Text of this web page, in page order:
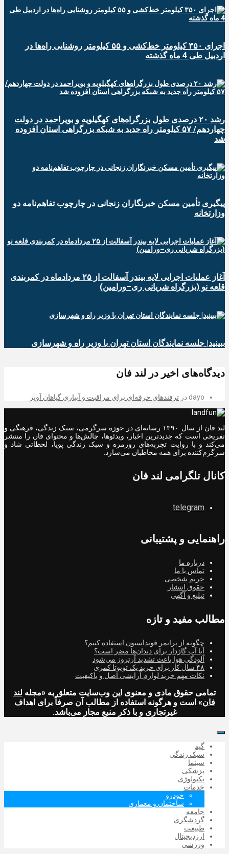
اجرای ۳۵۰ کیلومتر خط‌کشی و ۵۵ کیلومتر روشنایی راه‌ها در
اردبیل طی 4 ماه گذشته
رشد ۲۰ درصدی طول بزرگراه‌های کهگیلویه و بویراحمد در دولت
چهاردهم/ ۵۷ کیلومتر راه جدید به شبکه بزرگراهی استان افزوده
شد
پیگیری تأمین مسکن خبرنگاران زنجانی در چارچوب تفاهم‌نامه دو
وزارتخانه
آغاز عملیات اجرایی لایه بیندر آسفالت از ۲۵ مردادماه در کمربندی
قلعه نو (بزرگراه شریانی ری–ورامین)
ببینید| جلسه نمایندگان استان تهران با وزیر راه و شهرسازی
دیدگاه‌های اخیر در لند فان
dayo در ترفندهای حرفه‌ای برای مراقبت و آبیاری گیاهان آویز
لند فان از سال ۱۳۹۰ رسانه‌ای در حوزه سرگرمی، سبک زندگی، فرهنگی و
تفریحی است که جدیدترین اخبار، ویدئوها، چالش‌ها و محتوای فان را منتشر
می‌کند و با روایت تجربه‌های روزمره و سبک زندگی پویا، لحظاتی شاد و
سرگرم‌کننده برای همه مخاطبان می‌سازد.
کانال تلگرامی لند فان
telegram
راهنمایی و پشتیبانی
درباره ما
تماس با ما
حریم شخصی
حقوق انتشار
تبلیغ و آگهی
مطالب مفید و تازه
چگونه از پرایمر فونداسیون استفاده کنیم؟
آیا آب گازدار برای دندان‌ها مضر است؟
آلودگی هوا باعث تشدید آرتروز می‌شود
۴۸ سال کار برای خرید یک تویوتا کمری
نکات مهم خرید لوازم آرایشی اصل و باکیفیت
تمامی حقوق مادی و معنوی این وب‌سایت متعلق به «مجله لند
فان» است و هرگونه استفاده از مطالب آن صرفاً برای اهداف
غیرتجاری و با ذکر منبع مجاز می‌باشد.
گیم
سبک زندگی
سینما
پزشکی
تکنولوژی
خدمات
خودرو
ساختمان و معماری
جامعه
گردشگری
طبیعت
ارزدیجیتال‌
ورزشی